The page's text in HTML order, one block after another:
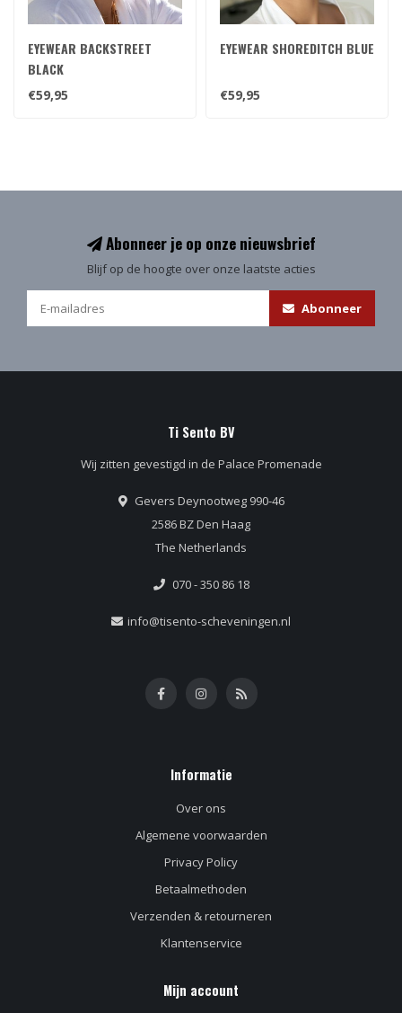
EYEWEAR BACKSTREET
BLACK
€59,95
EYEWEAR SHOREDITCH BLUE
€59,95
Abonneer je op onze nieuwsbrief
Blijf op de hoogte over onze laatste acties
Abonneer
Ti Sento BV
Wij zitten gevestigd in de Palace Promenade
Gevers Deynootweg 990-46
2586 BZ Den Haag
The Netherlands
070 - 350 86 18
info@tisento-scheveningen.nl
Informatie
Over ons
Algemene voorwaarden
Privacy Policy
Betaalmethoden
Verzenden & retourneren
Klantenservice
Mijn account